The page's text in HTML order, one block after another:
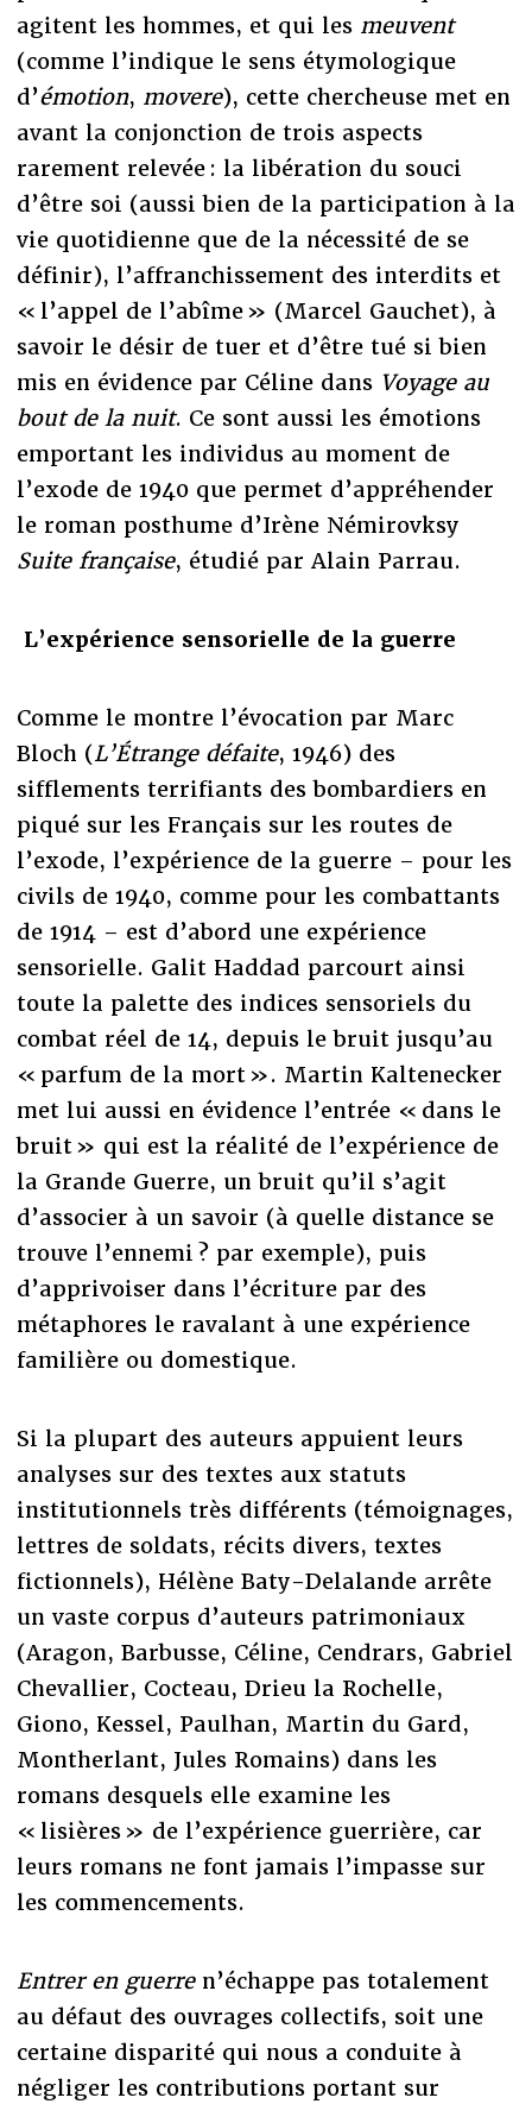
agitent les hommes, et qui les meuvent
(comme l’indique le sens étymologique
d’émotion, movere), cette chercheuse met en
avant la conjonction de trois aspects
rarement relevée : la libération du souci
d’être soi (aussi bien de la participation à la
vie quotidienne que de la nécessité de se
définir), l’affranchissement des interdits et
« l’appel de l’abîme » (Marcel Gauchet), à
savoir le désir de tuer et d’être tué si bien
mis en évidence par Céline dans Voyage au
bout de la nuit. Ce sont aussi les émotions
emportant les individus au moment de
l’exode de 1940 que permet d’appréhender
le roman posthume d’Irène Némirovksy
Suite française, étudié par Alain Parrau.
L’expérience sensorielle de la guerre
Comme le montre l’évocation par Marc
Bloch (L’Étrange défaite, 1946) des
sifflements terrifiants des bombardiers en
piqué sur les Français sur les routes de
l’exode, l’expérience de la guerre – pour les
civils de 1940, comme pour les combattants
de 1914 – est d’abord une expérience
sensorielle. Galit Haddad parcourt ainsi
toute la palette des indices sensoriels du
combat réel de 14, depuis le bruit jusqu’au
« parfum de la mort ». Martin Kaltenecker
met lui aussi en évidence l’entrée « dans le
bruit » qui est la réalité de l’expérience de
la Grande Guerre, un bruit qu’il s’agit
d’associer à un savoir (à quelle distance se
trouve l’ennemi ? par exemple), puis
d’apprivoiser dans l’écriture par des
métaphores le ravalant à une expérience
familière ou domestique.
Si la plupart des auteurs appuient leurs
analyses sur des textes aux statuts
institutionnels très différents (témoignages,
lettres de soldats, récits divers, textes
fictionnels), Hélène Baty-Delalande arrête
un vaste corpus d’auteurs patrimoniaux
(Aragon, Barbusse, Céline, Cendrars, Gabriel
Chevallier, Cocteau, Drieu la Rochelle,
Giono, Kessel, Paulhan, Martin du Gard,
Montherlant, Jules Romains) dans les
romans desquels elle examine les
« lisières » de l’expérience guerrière, car
leurs romans ne font jamais l’impasse sur
les commencements.
Entrer en guerre n’échappe pas totalement
au défaut des ouvrages collectifs, soit une
certaine disparité qui nous a conduite à
négliger les contributions portant sur